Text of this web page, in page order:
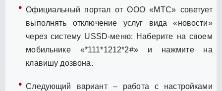
Официальный портал от ООО «МТС» советует
выполнять отключение услуг вида «новости»
через систему USSD-меню: Наберите на своем
мобильнике «*111*1212*2#» и нажмите на
клавишу дозвона.
Следующий вариант – работа с настройками